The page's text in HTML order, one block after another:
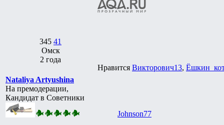
345 41
Омск
2 года
Нравится Викторович13, Ёшкин_кот
Nataliya Artyushina
На премодерации,
Кандидат в Советники
Johnson77